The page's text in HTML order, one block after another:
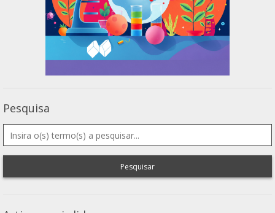
Pesquisa
Pesquisar